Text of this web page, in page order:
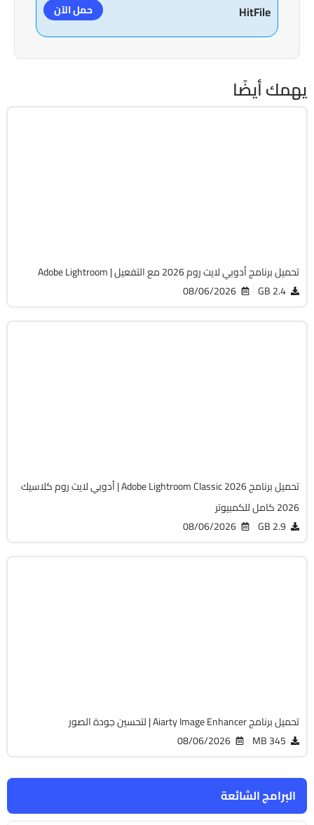
البرامج الشائعة
HitFile حمل الآن
يهمك أيضًا
تحميل برنامج أدوبي لايت روم 2026 مع التفعيل | Adobe Lightroom
2.4 GB
08/06/2026
تحميل برنامج Adobe Lightroom Classic 2026 | أدوبي لايت روم كلاسيك
2026 كامل للكمبيوتر
2.9 GB
08/06/2026
تحميل برنامج Aiarty Image Enhancer | لتحسين جودة الصور
345 MB
08/06/2026